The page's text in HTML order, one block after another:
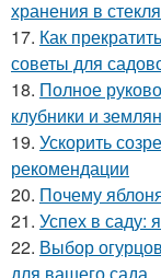
хранения в
17. Как
советы для
18. Полное
клубники и
19. Ускорить
рекомендации
20. Почему
21. Успех в саду:
22. Выбор
для вашего сада